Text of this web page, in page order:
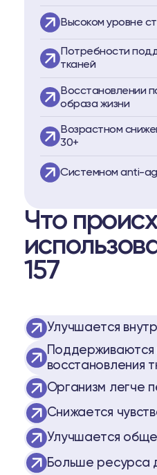
Высоком уровне
Потребности
тканей
Восстановлении
образа жизни
Возрастном
30+
Системном anti-
Что
157
Улучшается
восстановления
Организм легче
Снижается
Улучшается
Больше ресурса